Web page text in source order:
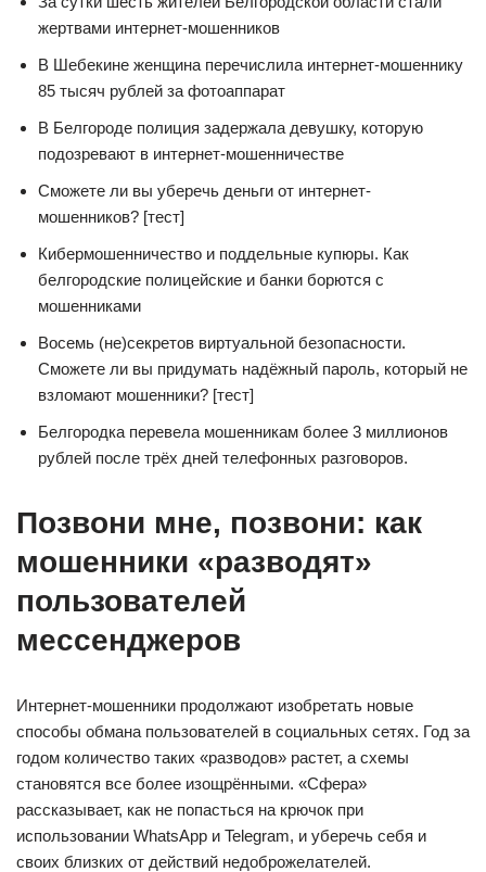
жертвами интернет-мошенников
В Шебекине женщина перечислила интернет-мошеннику
85 тысяч рублей за фотоаппарат
​В Белгороде полиция задержала девушку, которую
подозревают в интернет-мошенничестве
Сможете ли вы уберечь деньги от интернет-
мошенников? [тест]
Кибермошенничество и поддельные купюры. Как
белгородские полицейские и банки борются с
мошенниками
Восемь (не)секретов виртуальной безопасности.
Сможете ли вы придумать надёжный пароль, который не
взломают мошенники? [тест]
Белгородка перевела мошенникам более 3 миллионов
рублей после трёх дней телефонных разговоров.
Позвони мне, позвони: как
мошенники «разводят»
пользователей
мессенджеров
Интернет-мошенники продолжают изобретать новые
способы обмана пользователей в социальных сетях. Год за
годом количество таких «разводов» растет, а схемы
становятся все более изощрёнными. «Сфера»
рассказывает, как не попасться на крючок при
использовании WhatsApp и Telegram, и уберечь себя и
своих близких от действий недоброжелателей.